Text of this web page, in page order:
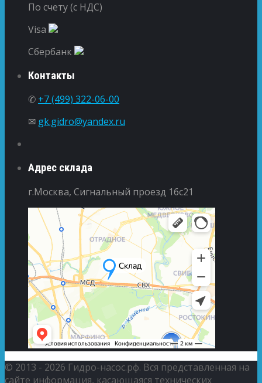
По счету (с НДС)
Visa
Сбербанк
Контакты
✆ +7 (499) 322-06-00
✉ gk.gidro@yandex.ru
Адрес склада
г.Москва, Сигнальный проезд 16с21
© 2013 - 2026 Гидро-насос.рф. Вся представленная на
сайте информация, касающаяся технических